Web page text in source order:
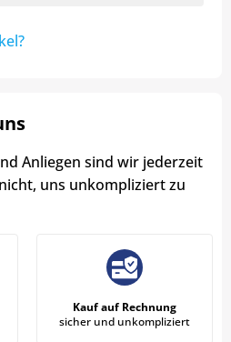
Anliegen sind wir jederzeit
uns unkompliziert zu
Kauf auf Rechnung
sicher und unkompliziert